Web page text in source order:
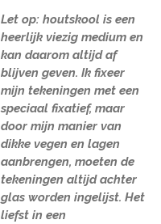
Let op: houtskool is een
heerlijk viezig medium en
kan daarom altijd af
blijven geven. Ik fixeer
mijn tekeningen met een
speciaal fixatief, maar
door mijn manier van
dikke vegen en lagen
aanbrengen, moeten de
tekeningen altijd achter
glas worden ingelijst. Het
liefst in een